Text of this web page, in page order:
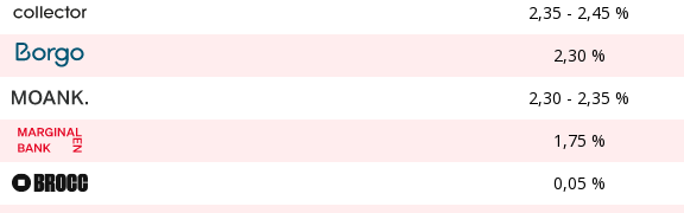
2,35 - 2,45 %
2,30 %
2,30 - 2,35 %
1,75 %
0,05 %